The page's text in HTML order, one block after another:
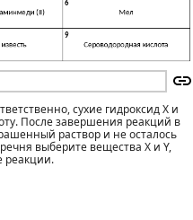
сухие гидроксид X и
После завершения реакций в
раствор и не осталось
выберите вещества X и Y,
реакции.